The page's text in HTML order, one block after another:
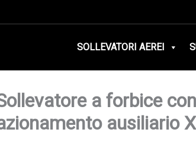
SOLLEVATORI AEREI
a forbice con
ausiliario